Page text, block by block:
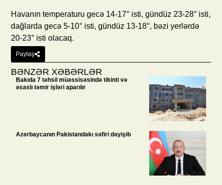
Havanın temperaturu gecə 14-17° isti, gündüz 23-28° isti,
dağlarda gecə 5-10° isti, gündüz 13-18°, bəzi yerlərdə
20-23° isti olacaq.
Paylaş
BƏNZƏR XƏBƏRLƏR
Bakıda 7 təhsil müəssisəsində tikinti və
əsaslı təmir işləri aparılır
Azərbaycanın Pakistandakı səfiri dəyişib